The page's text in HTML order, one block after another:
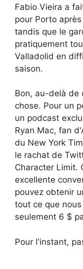
Fabio Vieira a
pour Porto
tandis que le
pratiquement
Valladolid en
saison.
Bon, au-delà de
chose. Pour un
un podcast
Ryan Mac, fan
du New York
le rachat de
Character Limit.
excellente
pouvez obtenir
tout ce que
seulement 6 $
Pour l'instant,